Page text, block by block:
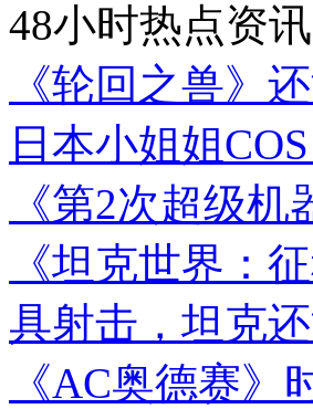
48小时热点资讯
《轮回之兽》
日本小姐姐
《第2次超级
《坦克世界：
具射击，坦克
《AC奥德赛